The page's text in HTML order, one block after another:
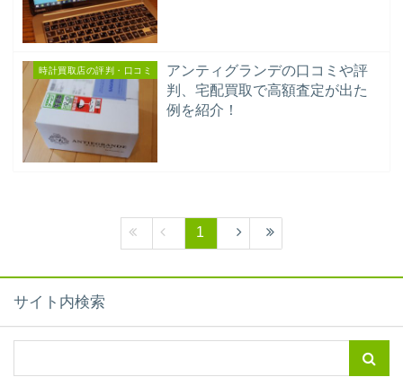
時計買取店の評判・口コミ
アンティグランデの口コミや評
判、宅配買取で高額査定が出た
例を紹介！
1
サイト内検索